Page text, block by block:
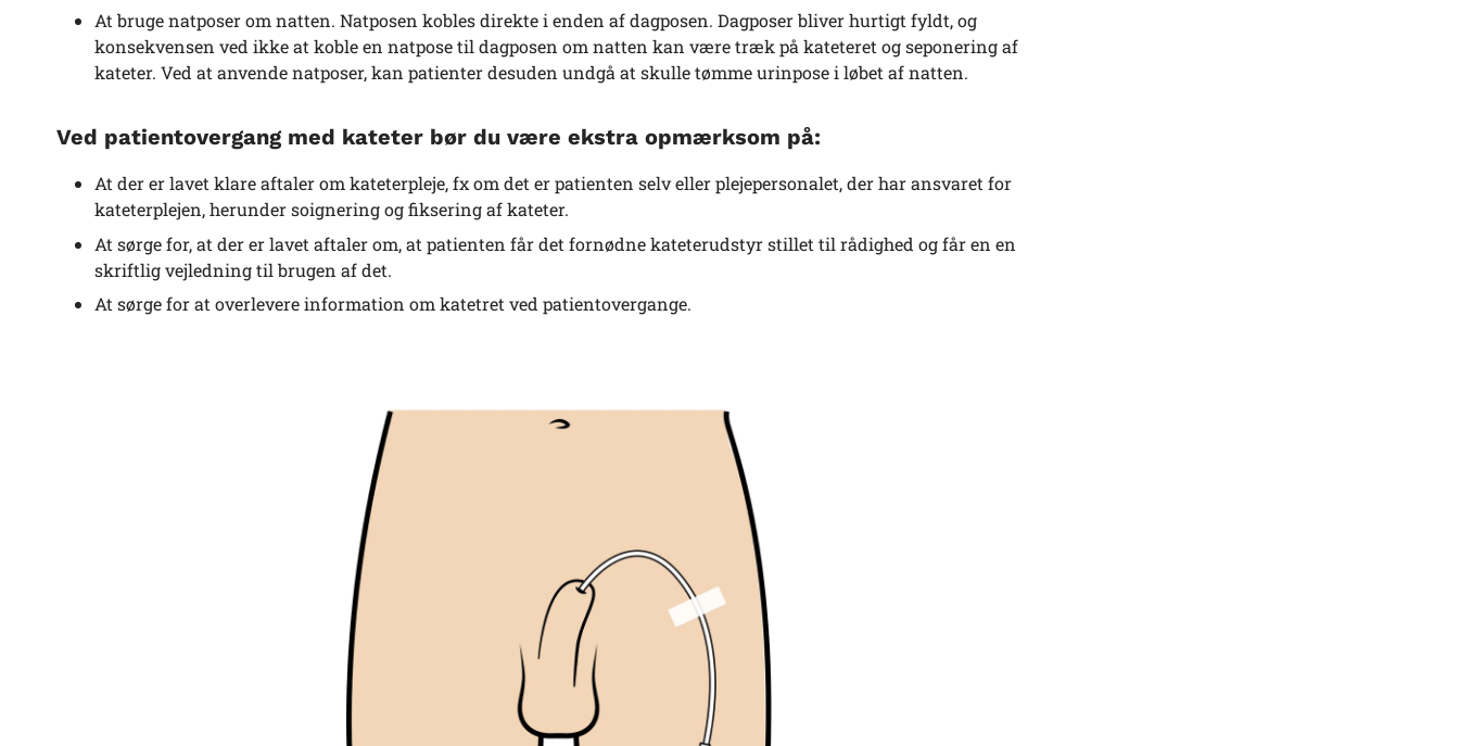
At bruge natposer om natten. Natposen kobles direkte i enden af dagposen. Dagposer bliver hurtigt fyldt, og
konsekvensen ved ikke at koble en natpose til dagposen om natten kan være træk på kateteret og seponering af
kateter. Ved at anvende natposer, kan patienter desuden undgå at skulle tømme urinpose i løbet af natten.
Ved patientovergang med kateter bør du være ekstra opmærksom på:
At der er lavet klare aftaler om kateterpleje, fx om det er patienten selv eller plejepersonalet, der har ansvaret for
kateterplejen, herunder soignering og fiksering af kateter.
At sørge for, at der er lavet aftaler om, at patienten får det fornødne kateterudstyr stillet til rådighed og får en en
skriftlig vejledning til brugen af det.
At sørge for at overlevere information om katetret ved patientovergange.